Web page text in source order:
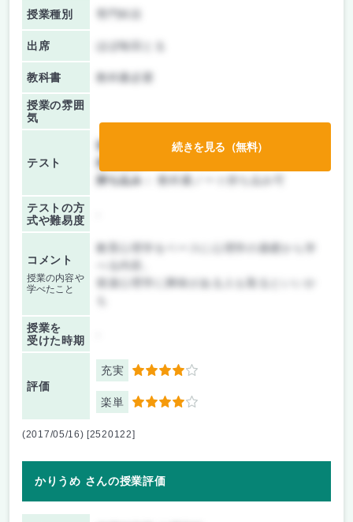
授業種別
出席 ほぼ毎回とる
教科書 教科書必要
授業の雰囲
気
テスト
前期/中間：
テストのみ
後期/期末：
持ち込み：
教科書ノート持ち込み可
テストの方
式や難易度
コメント
授業の内容や
学べたこと
発達心理学に興味がある人も取るといいか
授業を
受けた時期
評価
充実 4
楽単 4
続きを見る（無料）
(2017/05/16) [2520122]
かりうめ さんの授業評価